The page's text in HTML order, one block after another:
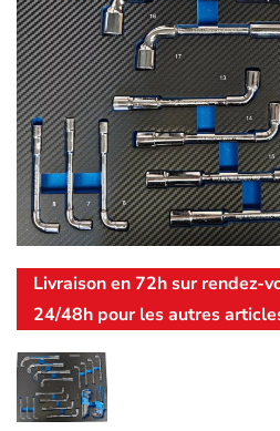
Livraison en 72h sur rendez-
24/48h pour les autres